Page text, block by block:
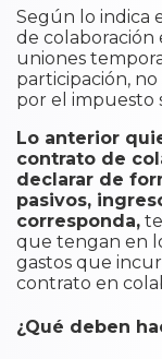
Según lo indica
de colaboración
uniones
participación,
por el impuesto
Lo anterior
contrato de
declarar de
pasivos,
corresponda,
que tengan en
gastos que
contrato en
¿Qué deben